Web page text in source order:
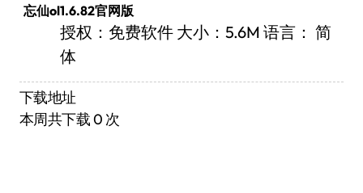
忘仙ol1.6.82官网版
授权：免费软件 大小：5.6M 语言： 简
体
下载地址
本周共下载 0 次